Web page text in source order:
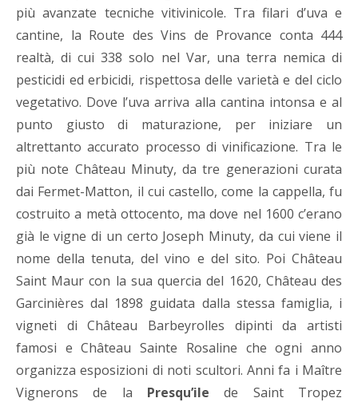
più avanzate tecniche vitivinicole. Tra filari d’uva e
cantine, la Route des Vins de Provance conta 444
realtà, di cui 338 solo nel Var, una terra nemica di
pesticidi ed erbicidi, rispettosa delle varietà e del ciclo
vegetativo. Dove l’uva arriva alla cantina intonsa e al
punto giusto di maturazione, per iniziare un
altrettanto accurato processo di vinificazione. Tra le
più note Château Minuty, da tre generazioni curata
dai Fermet-Matton, il cui castello, come la cappella, fu
costruito a metà ottocento, ma dove nel 1600 c’erano
già le vigne di un certo Joseph Minuty, da cui viene il
nome della tenuta, del vino e del sito. Poi Château
Saint Maur con la sua quercia del 1620, Château des
Garcinières dal 1898 guidata dalla stessa famiglia, i
vigneti di Château Barbeyrolles dipinti da artisti
famosi e Château Sainte Rosaline che ogni anno
organizza esposizioni di noti scultori. Anni fa i Maître
Vignerons de la Presqu’ilede Saint Tropez